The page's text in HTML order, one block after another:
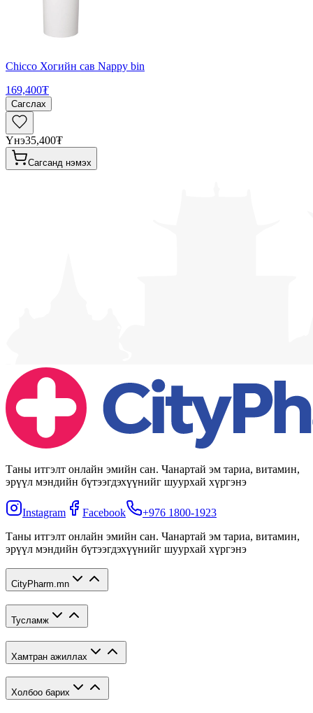
Chicco Хогийн сав Nappy bin
169,400₮
Сагслах
Үнэ35,400₮
Сагсанд нэмэх
Таны итгэлт онлайн эмийн сан. Чанартай эм тариа, витамин,
эрүүл мэндийн бүтээгдэхүүнийг шуурхай хүргэнэ
Instagram Facebook
+976 1800-1923
Таны итгэлт онлайн эмийн сан. Чанартай эм тариа, витамин,
эрүүл мэндийн бүтээгдэхүүнийг шуурхай хүргэнэ
CityPharm.mn
Тусламж
Хамтран ажиллах
Холбоо барих